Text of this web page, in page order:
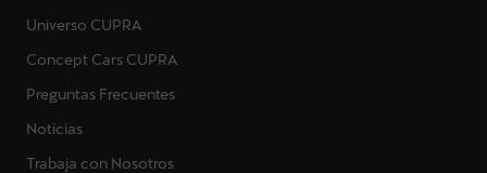
Universo CUPRA
Concept Cars CUPRA
Preguntas Frecuentes
Noticias
Trabaja con Nosotros